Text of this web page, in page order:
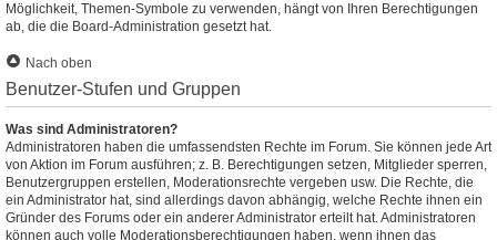
Möglichkeit, Themen-Symbole zu verwenden, hängt von Ihren Berechtigungen
ab, die die Board-Administration gesetzt hat.
Nach oben
Benutzer-Stufen und Gruppen
Was sind Administratoren?
Administratoren haben die umfassendsten Rechte im Forum. Sie können jede Art
von Aktion im Forum ausführen; z. B. Berechtigungen setzen, Mitglieder sperren,
Benutzergruppen erstellen, Moderationsrechte vergeben usw. Die Rechte, die
ein Administrator hat, sind allerdings davon abhängig, welche Rechte ihnen ein
Gründer des Forums oder ein anderer Administrator erteilt hat. Administratoren
können auch volle Moderationsberechtigungen haben, wenn ihnen das